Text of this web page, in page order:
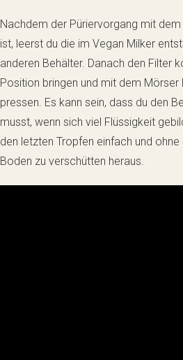
Nachdem der Püriervorgang mit
ist, leerst du die im Vegan Milker
anderen Behälter. Danach den Filter
Position bringen und mit dem Mörser
pressen. Es kann sein, dass du den
musst, wenn sich viel Flüssigkeit
den letzten Tropfen einfach und ohne
Boden zu verschütten heraus.